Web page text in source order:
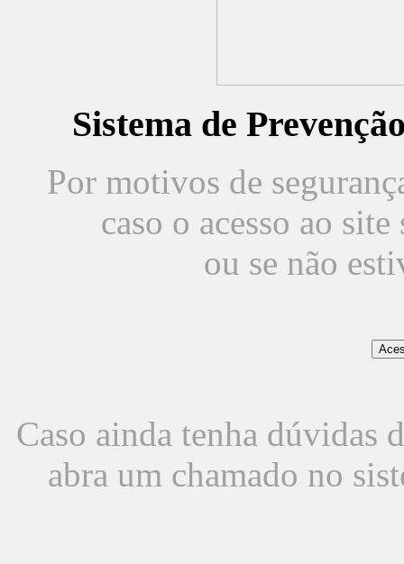
Sistema de
Por motivos de
caso o acesso ao
ou se não
Caso ainda tenha dúvidas
abra um chamado no